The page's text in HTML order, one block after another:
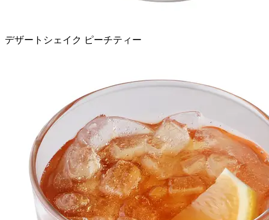
デザートシェイク ピーチティー